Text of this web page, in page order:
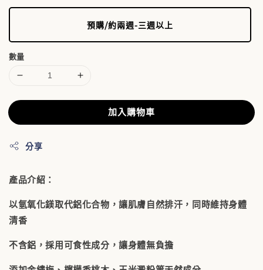
預購/約兩週-三週以上
數量
加入購物車
分享
產品介紹：
以氫氧化鎂取代鋁化合物，讓肌膚自然排汗，同時維持身體
清香
不含鋁，採用可食性成分，讓身體無負擔